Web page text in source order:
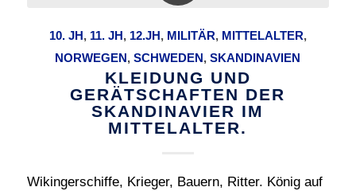
10. JH, 11. JH, 12.JH, MILITÄR, MITTELALTER,
NORWEGEN,SCHWEDEN,SKANDINAVIEN
KLEIDUNG UND
GERÄTSCHAFTEN DER
SKANDINAVIER IM
MITTELALTER.
Wikingerschiffe, Krieger, Bauern, Ritter. König auf